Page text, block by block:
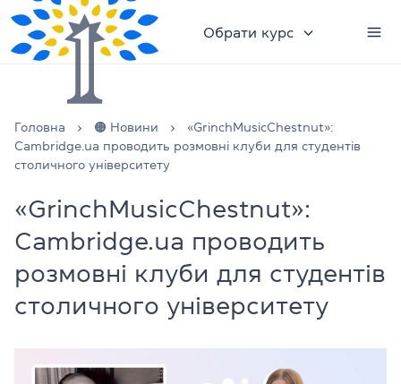
Обрати курс
Головна 🟠 Новини
«GrinchMusicChestnut»:
Сambridge.ua проводить розмовні клуби для студентів
столичного університету
«GrinchMusicChestnut»:
Сambridge.ua проводить
розмовні клуби для студентів
столичного університету